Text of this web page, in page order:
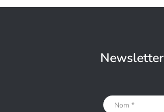
Newsletter